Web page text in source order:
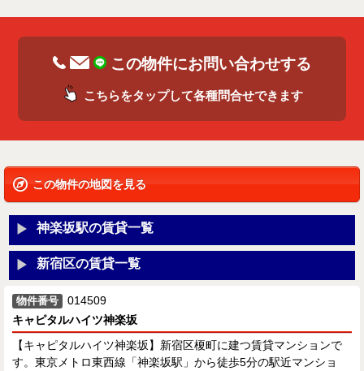
この物件にお問い合わせする
こちらをタップして各種問合せできます
この物件の地図を見る
神楽坂駅の賃貸一覧
新宿区の賃貸一覧
物件番号
014509
キャピタルハイツ神楽坂
【キャピタルハイツ神楽坂】新宿区榎町に建つ賃貸マンションで
す。東京メトロ東西線「神楽坂駅」から徒歩5分の駅近マンショ